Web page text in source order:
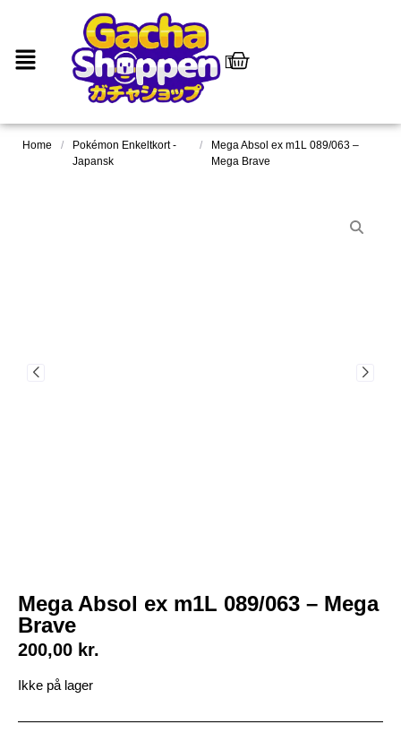
Home /
Pokémon Enkeltkort -
Japansk
/
Mega Absol ex m1L 089/063 –
Mega Brave
Mega Absol ex m1L 089/063 – Mega
Brave
200,00 kr.
Ikke på lager